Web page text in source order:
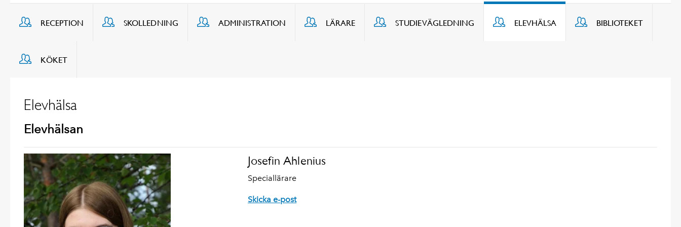
RECEPTION SKOLLEDNING ADMINISTRATION LÄRARE STUDIEVÄGLEDNING ELEVHÄLSA BIBLIOTEKET
KÖKET
Elevhälsa
Elevhälsan
Josefin Ahlenius
Speciallärare
Skicka e-post